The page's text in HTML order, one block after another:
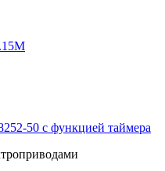
50 с функцией таймера